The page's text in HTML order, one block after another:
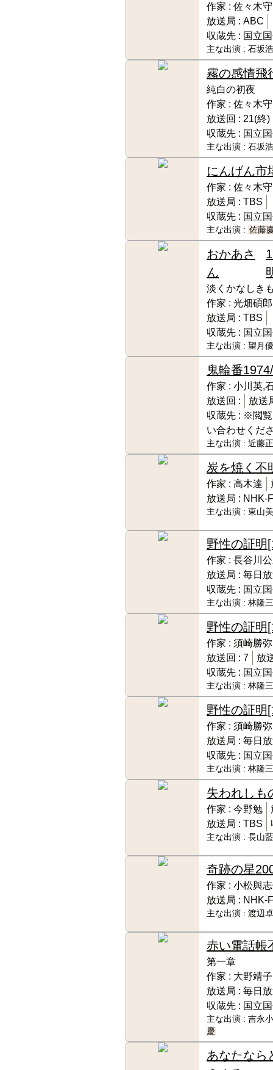
作家 : 佐々木守
放送局 : ABC
収蔵先 : 国立
主な出演 : 石坂
霧の感情飛
純白の初夜
作家 : 佐々木守
放送回 : 21(終)
収蔵先 : 国立
主な出演 : 石坂
にんげん市
作家 : 佐々木守
放送局 : TBS
収蔵先 : 国立
主な出演 : 佐藤
おかあさ
ん
淡くかなしき
作家 : 光畑碩郎
放送局 : TBS
収蔵先 : 国立
主な出演 : 望月
鬼輪番
作家 : 小川英,
放送回 :
放送
収蔵先 : ※閲覧
い合わせくだ
主な出演 : 近藤
炭を焼く 不
作家 : 高木達
放送局 : NHK-
主な出演 : 東山
野性の証明
作家 : 長谷川
放送局 : 毎日
収蔵先 : 国立
主な出演 : 林隆
野性の証明
作家 : 須崎勝
放送回 : 7
放
収蔵先 : 国立
主な出演 : 林隆
野性の証明
作家 : 須崎勝弥
放送局 : 毎日
収蔵先 : 国立
主な出演 : 林隆
失われしも
作家 : 今野勉
放送局 : TBS
主な出演 : 長山
奇跡の星
作家 : 小松與
放送局 : NHK-
主な出演 : 渡辺
赤い電話帳
第一章
作家 : 大野靖子
放送局 : 毎日
収蔵先 : 国立
主な出演 : 吉永
慶
あなたなら